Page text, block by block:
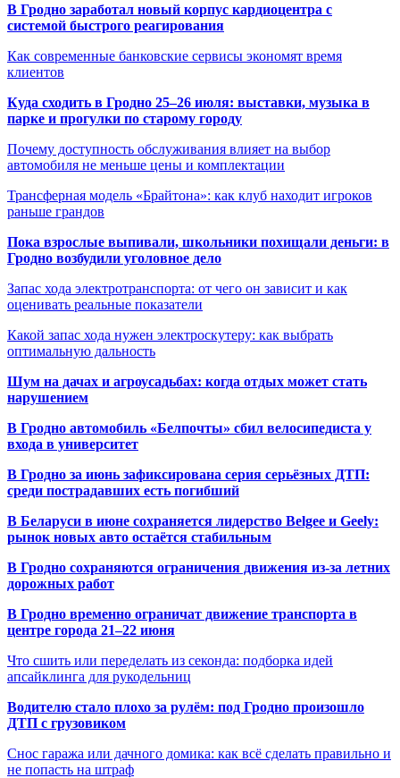
В Гродно заработал новый корпус кардиоцентра с
системой быстрого реагирования
Как современные банковские сервисы экономят время
клиентов
Куда сходить в Гродно 25–26 июля: выставки, музыка в
парке и прогулки по старому городу
Почему доступность обслуживания влияет на выбор
автомобиля не меньше цены и комплектации
Трансферная модель «Брайтона»: как клуб находит игроков
раньше грандов
Пока взрослые выпивали, школьники похищали деньги: в
Гродно возбудили уголовное дело
Запас хода электротранспорта: от чего он зависит и как
оценивать реальные показатели
Какой запас хода нужен электроскутеру: как выбрать
оптимальную дальность
Шум на дачах и агроусадьбах: когда отдых может стать
нарушением
В Гродно автомобиль «Белпочты» сбил велосипедиста у
входа в университет
В Гродно за июнь зафиксирована серия серьёзных ДТП:
среди пострадавших есть погибший
В Беларуси в июне сохраняется лидерство Belgee и Geely:
рынок новых авто остаётся стабильным
В Гродно сохраняются ограничения движения из-за летних
дорожных работ
В Гродно временно ограничат движение транспорта в
центре города 21–22 июня
Что сшить или переделать из секонда: подборка идей
апсайклинга для рукодельниц
Водителю стало плохо за рулём: под Гродно произошло
ДТП с грузовиком
Снос гаража или дачного домика: как всё сделать правильно и
не попасть на штраф